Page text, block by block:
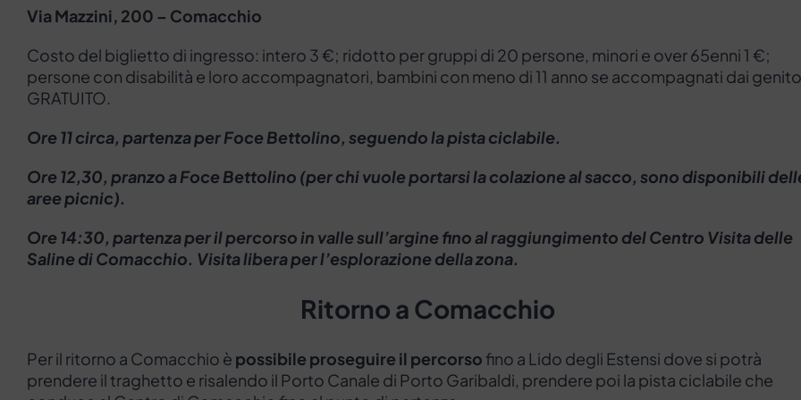
Via Mazzini, 200 – Comacchio
Costo del biglietto di ingresso: intero 3 €; ridotto per gruppi di 20 persone, minori e over 65enni 1 €;
persone con disabilità e loro accompagnatori, bambini con meno di 11 anno se accompagnati dai
GRATUITO.
Ore 11 circa, partenza per Foce Bettolino, seguendo la pista ciclabile.
Ore 12,30, pranzo a Foce Bettolino (per chi vuole portarsi la colazione al sacco, sono disponibili
aree picnic).
Ore 14:30, partenza per il percorso in valle sull’argine fino al raggiungimento del Centro Visita delle
Saline di Comacchio. Visita libera per l’esplorazione della zona.
Ritorno a Comacchio
Per il ritorno a Comacchio è possibile proseguire il percorsofino a Lido degli Estensi dove si potrà
prendere il traghetto e risalendo il Porto Canale di Porto Garibaldi, prendere poi la pista ciclabile che